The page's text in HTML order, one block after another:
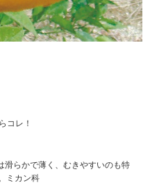
コレ！
滑らかで薄く、むきやすいのも特
ミカン科